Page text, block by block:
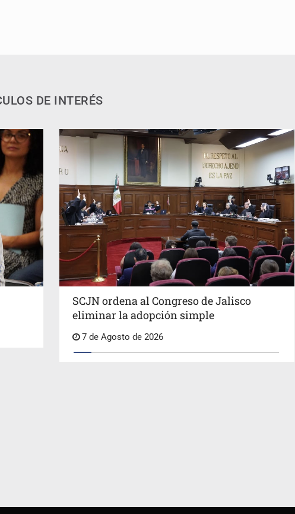
DE INTERÉS
SCJN ordena al Congreso de Jalisco
eliminar la adopción simple
7 de Agosto de 2026